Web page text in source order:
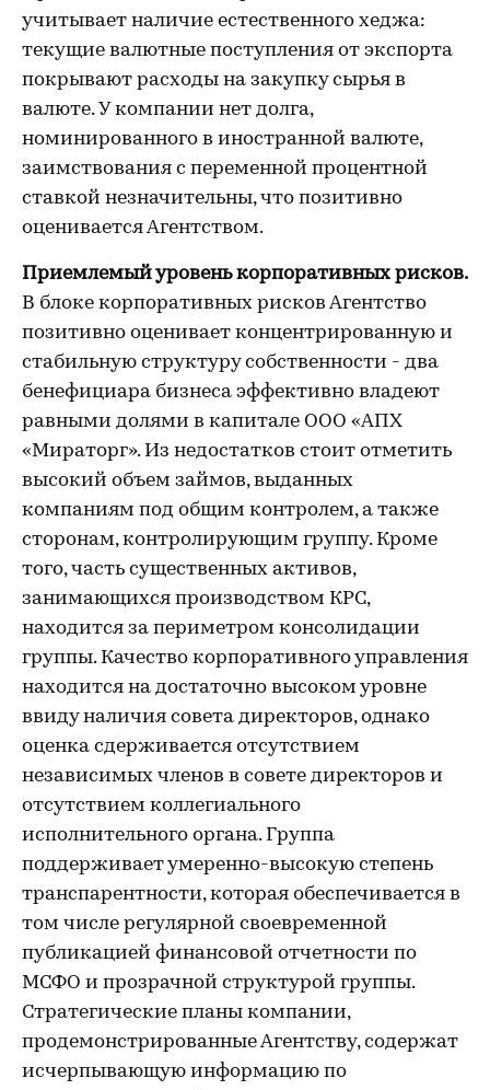
учитывает наличие естественного хеджа:
текущие валютные поступления от экспорта
покрывают расходы на закупку сырья в
валюте. У компании нет долга,
номинированного в иностранной валюте,
заимствования с переменной процентной
ставкой незначительны, что позитивно
оценивается Агентством.
Приемлемый уровень корпоративных рисков.
В блоке корпоративных рисков Агентство
позитивно оценивает концентрированную и
стабильную структуру собственности - два
бенефициара бизнеса эффективно владеют
равными долями в капитале ООО «АПХ
«Мираторг». Из недостатков стоит отметить
высокий объем займов, выданных
компаниям под общим контролем, а также
сторонам, контролирующим группу. Кроме
того, часть существенных активов,
занимающихся производством КРС,
находится за периметром консолидации
группы. Качество корпоративного управления
находится на достаточно высоком уровне
ввиду наличия совета директоров, однако
оценка сдерживается отсутствием
независимых членов в совете директоров и
отсутствием коллегиального
исполнительного органа. Группа
поддерживает умеренно-высокую степень
транспарентности, которая обеспечивается в
том числе регулярной своевременной
публикацией финансовой отчетности по
МСФО и прозрачной структурой группы.
Стратегические планы компании,
продемонстрированные Агентству, содержат
исчерпывающую информацию по